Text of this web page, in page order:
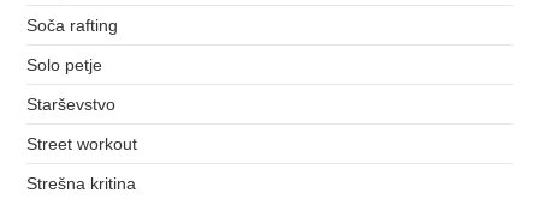
Soča rafting
Solo petje
Starševstvo
Street workout
Strešna kritina